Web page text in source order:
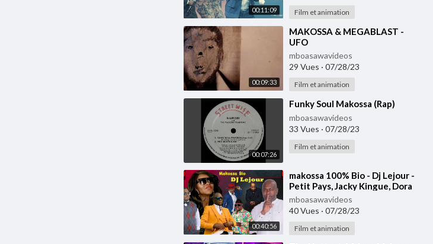
00:11:09 Film et animation
00:09:33
⁣MAKOSSA & MEGABLAST -
UFO
mboasawavideos
29 Vues · 07/28/23
Film et animation
00:07:26
⁣Funky Soul Makossa (Rap)
mboasawavideos
33 Vues · 07/28/23
Film et animation
00:40:56
⁣makossa 100% Bio - Dj Lejour -
Petit Pays, Jacky Kingue, Dora
Decca, Longue Longue, Sergeo
Polo etc.
mboasawavideos
40 Vues · 07/28/23
Film et animation